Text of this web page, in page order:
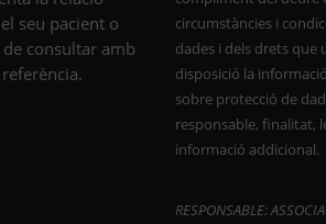
seu pacient o
consultar amb
circumstàncies i
dades i dels drets que
disposició la
sobre protecció de
responsable, finalitat,
informació addicional.
RESPONSABLE: